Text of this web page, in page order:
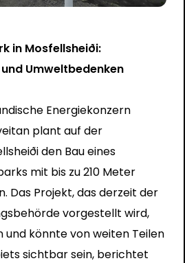
in Mosfellsheiði:
Umweltbedenken
Energiekonzern
plant auf der
den Bau eines
mit bis zu 210 Meter
Das Projekt, das derzeit der
vorgestellt wird,
und könnte von weiten Teilen
sichtbar sein, berichtet